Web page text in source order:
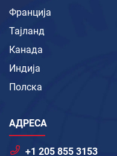
Франција
Тајланд
Канада
Индија
Полска
АДРЕСА
+1 205 855 3153